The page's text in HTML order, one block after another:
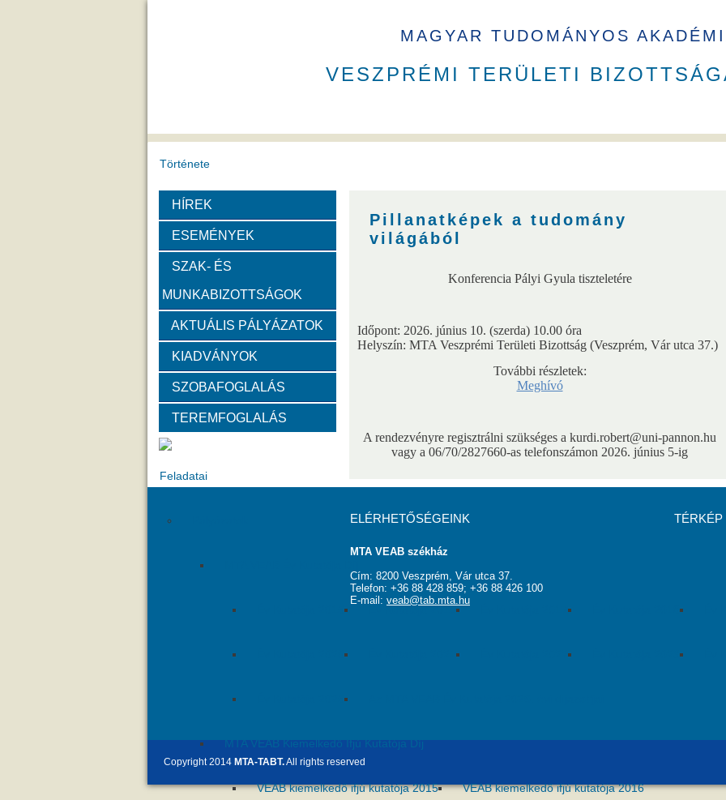
MAGYAR TUDOMÁNYOS
VESZPRÉMI TERÜLETI
Története
A VEAB története
Díjak
Emlékérem Pannon Tudományos Nap
Szervezeti felépítése
Választott vezetők Nem akadémikus közgyűlési képviselők Szavazati jogú
Tanácskozási jogú tagok SZMSZ Testületek
Feladatai
Év Kutatója 2016
MTA VEAB Kiemelkedő Ifjú Kutatója Díj
VEAB kiemelkedő ifjú kutatója 2015 VEAB kiemelkedő ifjú kutatója 2016
HÍREK
ESEMÉNYEK
SZAK- ÉS
MUNKABIZOTTSÁGOK
AKTUÁLIS PÁLYÁZATOK
KIADVÁNYOK
SZOBAFOGLALÁS
TEREMFOGLALÁS
Pillanatképek a tudomány
világából
Konferencia Pályi Gyula tiszteletére
Időpont: 2026. június 10. (szerda) 10.00 óra
Helyszín: MTA Veszprémi Területi Bizottság (Veszprém, Vár utca 37.)
További részletek:
Meghívó
A rendezvényre regisztrálni szükséges a kurdi.robert@uni-pannon.hu
vagy a 06/70/2827660-as telefonszámon 2026. június 5-ig
ELÉRHETŐSÉGEINK
MTA VEAB székház
Cím: 8200 Veszprém, Vár utca 37.
Telefon: +36 88 428 859; +36 88 426 100
E-mail: veab@tab.mta.hu
TÉRKÉP
Copyright 2014 MTA-TABT.All rights reserved